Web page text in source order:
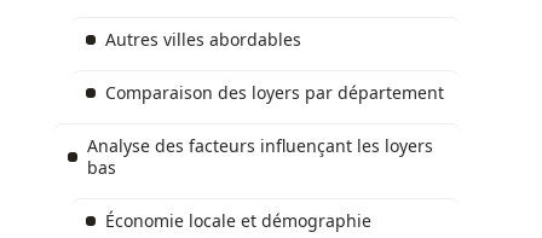
Autres villes abordables
Comparaison des loyers par département
Analyse des facteurs influençant les loyers
bas
Économie locale et démographie